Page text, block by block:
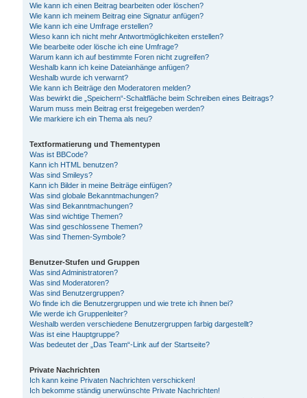
Wie kann ich einen Beitrag bearbeiten oder löschen?
Wie kann ich meinem Beitrag eine Signatur anfügen?
Wie kann ich eine Umfrage erstellen?
Wieso kann ich nicht mehr Antwortmöglichkeiten erstellen?
Wie bearbeite oder lösche ich eine Umfrage?
Warum kann ich auf bestimmte Foren nicht zugreifen?
Weshalb kann ich keine Dateianhänge anfügen?
Weshalb wurde ich verwarnt?
Wie kann ich Beiträge den Moderatoren melden?
Was bewirkt die „Speichern“-Schaltfläche beim Schreiben eines Beitrags?
Warum muss mein Beitrag erst freigegeben werden?
Wie markiere ich ein Thema als neu?
Textformatierung und Thementypen
Was ist BBCode?
Kann ich HTML benutzen?
Was sind Smileys?
Kann ich Bilder in meine Beiträge einfügen?
Was sind globale Bekanntmachungen?
Was sind Bekanntmachungen?
Was sind wichtige Themen?
Was sind geschlossene Themen?
Was sind Themen-Symbole?
Benutzer-Stufen und Gruppen
Was sind Administratoren?
Was sind Moderatoren?
Was sind Benutzergruppen?
Wo finde ich die Benutzergruppen und wie trete ich ihnen bei?
Wie werde ich Gruppenleiter?
Weshalb werden verschiedene Benutzergruppen farbig dargestellt?
Was ist eine Hauptgruppe?
Was bedeutet der „Das Team“-Link auf der Startseite?
Private Nachrichten
Ich kann keine Privaten Nachrichten verschicken!
Ich bekomme ständig unerwünschte Private Nachrichten!